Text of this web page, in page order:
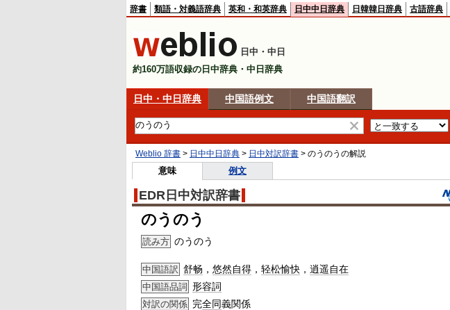
辞書 類語・対義語辞典 英和・和英辞典 日中中日辞典 日韓韓日辞典 古語辞典
日中・中日
約160万語収録の日中辞典・中日辞典
日中・中日辞典 中国語例文 中国語翻訳
Weblio 辞書 > 日中中日辞典 > 日中対訳辞書 > のうのう の解説
意味 例文
EDR日中対訳辞書
のうのう
読み方 のうのう
中国語訳 舒畅 ， 悠然自得 ， 轻松愉快 ， 逍遥自在
中国語品詞 形容詞
対訳の関係 完全同義関係